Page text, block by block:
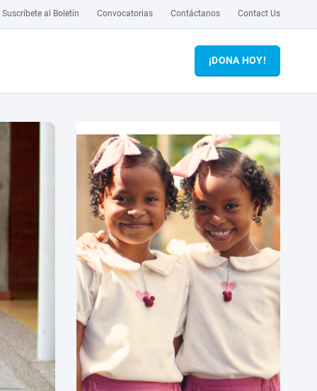
Suscríbete al Boletín Convocatorias Contáctanos Contact Us
¡DONA HOY!